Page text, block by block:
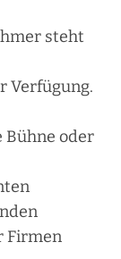
steht
Verfügung.
oder
Firmen